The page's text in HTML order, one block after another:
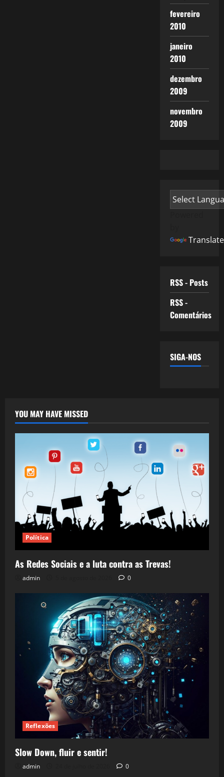
fevereiro
2010
janeiro
2010
dezembro
2009
novembro
2009
Translate
RSS - Posts
RSS -
Comentários
SIGA-NOS
YOU MAY HAVE MISSED
Política
As Redes Sociais e a luta contra as Trevas!
admin 0
Reflexões
Slow Down, fluir e sentir!
admin 0